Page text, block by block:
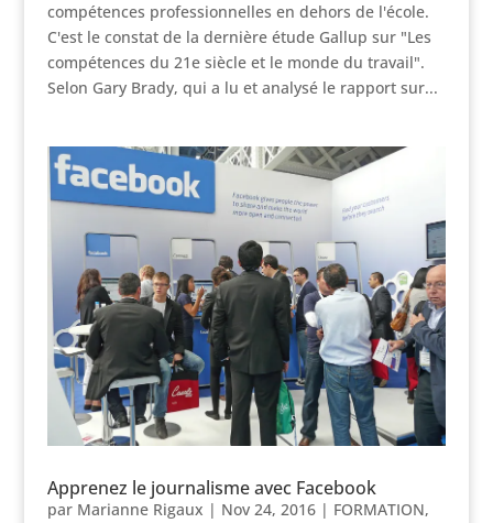
compétences professionnelles en dehors de l'école.
C'est le constat de la dernière étude Gallup sur "Les
compétences du 21e siècle et le monde du travail".
Selon Gary Brady, qui a lu et analysé le rapport sur...
Apprenez le journalisme avec Facebook
par Marianne Rigaux | Nov 24, 2016| FORMATION,